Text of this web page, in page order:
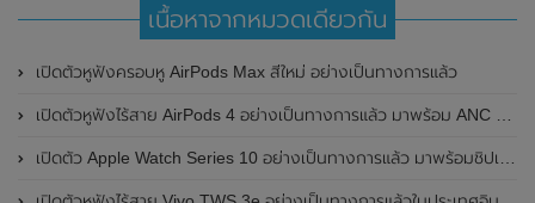
เนื้อหาจากหมวดเดียวกัน
เปิดตัวหูฟังครอบหู AirPods Max สีใหม่ อย่างเป็นทางการแล้ว
เปิดตัวหูฟังไร้สาย AirPods 4 อย่างเป็นทางการแล้ว มาพร้อม ANC และฟีเจอร์ใหม่มากมาย
เปิดตัว Apple Watch Series 10 อย่างเป็นทางการแล้ว มาพร้อมชิปเซ็ตรุ่น S10